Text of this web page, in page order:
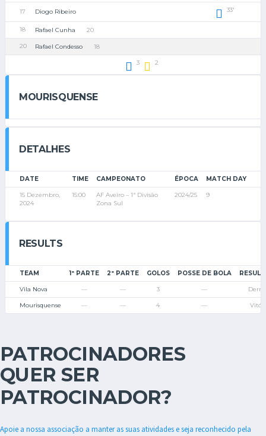
17 Diogo Ribeiro 33'
18 Rafael Cunha 20
20 Rafael Condesso 18
3 2
MOURISQUENSE
DETALHES
DATE TIME CAMPEONATO ÉPOCA MATCH DAY
15 Dezembro,
2024
15:00
AF Aveiro – 1ª Divisão
Zona Sul
2024/25 9
RESULTS
TEAM 1ª PARTE 2ª PARTE GOLOS POSSE DE BOLA
Vila Nova — — 3 —
Mourisquense — — 4 —
PATROCINADORES
QUER SER
PATROCINADOR?
Apoie a nossa associação a manter as suas atividades e seja reconhecido pela